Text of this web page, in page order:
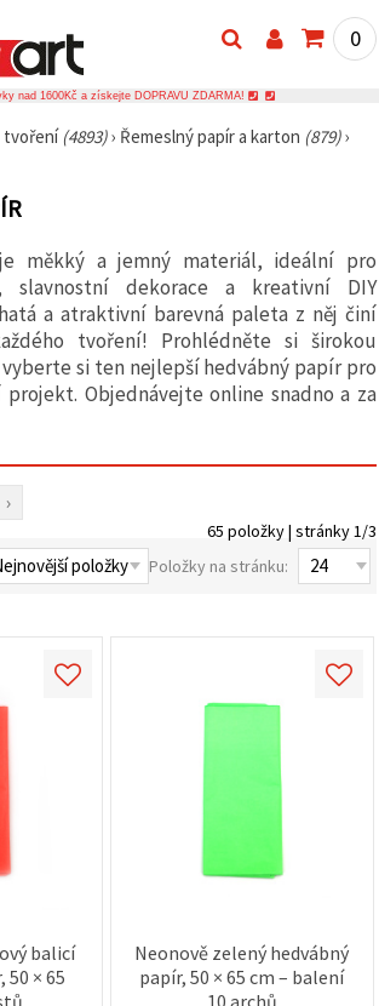
0
nad 1600Kč a získejte DOPRAVU ZDARMA!
tvoření (4893)› Řemeslný papír a karton (879)›
měkký a jemný materiál, ideální pro
slavnostní dekorace a kreativní DIY
a atraktivní barevná paleta z něj činí
tvoření! Prohlédněte si širokou
vyberte si ten nejlepší hedvábný papír pro
Objednávejte online snadno a za
›
65 položky | stránky 1/3
Položky na stránku:
balicí
50 × 65
Neonově zelený hedvábný
papír, 50 × 65 cm – balení
10 archů